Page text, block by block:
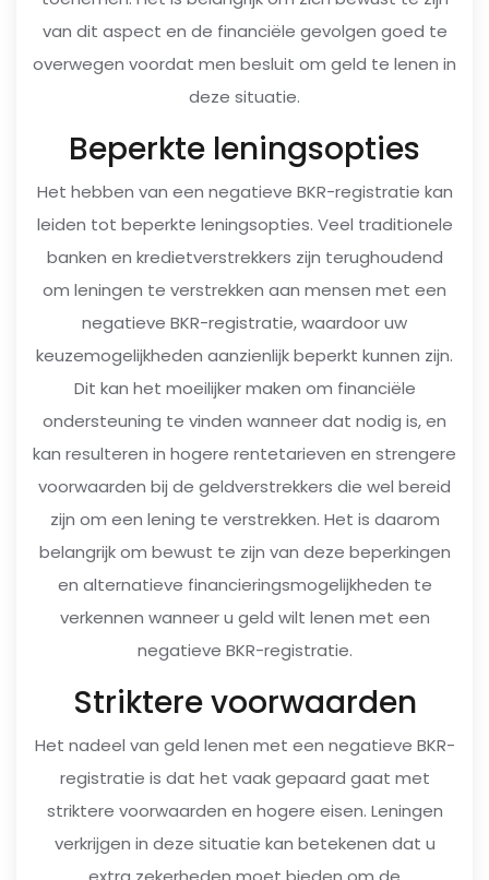
van dit aspect en de financiële gevolgen goed te
overwegen voordat men besluit om geld te lenen in
deze situatie.
Beperkte leningsopties
Het hebben van een negatieve BKR-registratie kan
leiden tot beperkte leningsopties. Veel traditionele
banken en kredietverstrekkers zijn terughoudend
om leningen te verstrekken aan mensen met een
negatieve BKR-registratie, waardoor uw
keuzemogelijkheden aanzienlijk beperkt kunnen zijn.
Dit kan het moeilijker maken om financiële
ondersteuning te vinden wanneer dat nodig is, en
kan resulteren in hogere rentetarieven en strengere
voorwaarden bij de geldverstrekkers die wel bereid
zijn om een lening te verstrekken. Het is daarom
belangrijk om bewust te zijn van deze beperkingen
en alternatieve financieringsmogelijkheden te
verkennen wanneer u geld wilt lenen met een
negatieve BKR-registratie.
Striktere voorwaarden
Het nadeel van geld lenen met een negatieve BKR-
registratie is dat het vaak gepaard gaat met
striktere voorwaarden en hogere eisen. Leningen
verkrijgen in deze situatie kan betekenen dat u